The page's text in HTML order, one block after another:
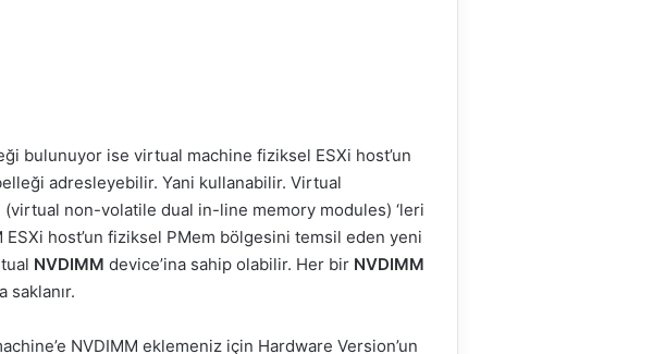
bulunuyor ise virtual machine fiziksel ESXi host’un
adresleyebilir. Yani kullanabilir. Virtual
(virtual non-volatile dual in-line memory modules) ‘leri
host’un fiziksel PMem bölgesini temsil eden yeni
NVDIMM device’ina sahip olabilir. Her bir NVDIMM
saklanır.
NVDIMM eklemeniz için Hardware Version’un